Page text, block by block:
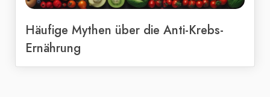
Häufige Mythen über die Anti-Krebs-
Ernährung